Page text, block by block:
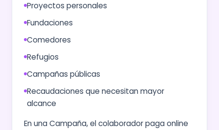
Proyectos personales
Fundaciones
Comedores
Refugios
Campañas públicas
Recaudaciones que necesitan mayor
alcance
En una Campaña, el colaborador paga online